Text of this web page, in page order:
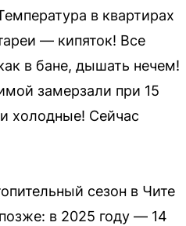
в квартирах
— кипяток! Все
в бане, дышать нечем!
замерзали при 15
холодные! Сейчас
сезон в Чите
в 2025 году — 14